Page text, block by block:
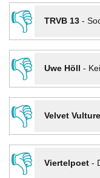
👎
TRVB 13-
👎
Uwe Höll -
👎
Velvet Vulture
👎
Viertelpoet-